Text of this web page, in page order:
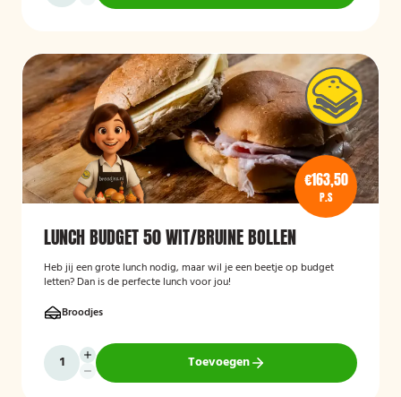
€163,50
P.S
LUNCH BUDGET 50 WIT/BRUINE BOLLEN
Heb jij een grote lunch nodig, maar wil je een beetje op budget
letten? Dan is de perfecte lunch voor jou!
Broodjes
Toevoegen